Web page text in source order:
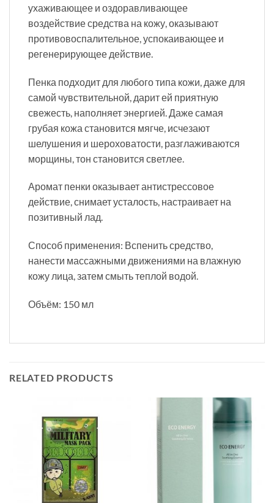
ухаживающее и оздоравливающее
воздействие средства на кожу, оказывают
противовоспалительное, успокаивающее и
регенерирующее действие.
Пенка подходит для любого типа кожи, даже для
самой чувствительной, дарит ей приятную
свежесть, наполняет энергией. Даже самая
грубая кожа становится мягче, исчезают
шелушения и шероховатости, разглаживаются
морщины, тон становится светлее.
Аромат пенки оказывает антистрессовое
действие, снимает усталость, настраивает на
позитивный лад.
Способ применения: Вспенить средство,
нанести массажными движениями на влажную
кожу лица, затем смыть теплой водой.
Объём: 150 мл
RELATED PRODUCTS